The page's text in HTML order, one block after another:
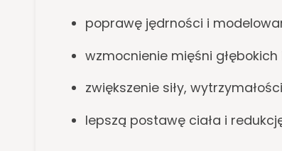
poprawę jędrności i
wzmocnienie mięśni
zwiększenie siły,
lepszą postawę ciała i